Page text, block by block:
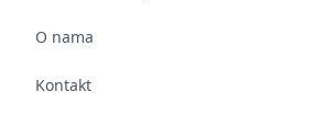
O nama
Kontakt